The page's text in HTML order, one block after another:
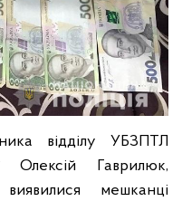
відділу УБЗПТЛ
Олексій Гаврилюк,
виявилися мешканці